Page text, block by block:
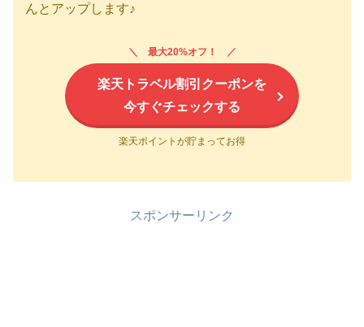
んとアップします♪
最大20%オフ！
楽天トラベル割引クーポンを
今すぐチェックする
楽天ポイントが貯まってお得
スポンサーリンク